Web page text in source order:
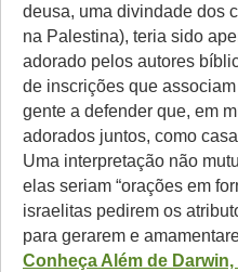
deusa, uma divindade dos
na Palestina), teria sido
adorado pelos autores
de inscrições que
gente a defender que, em
adorados juntos, como
Uma interpretação não
elas seriam “orações em
israelitas pedirem os
para gerarem e
Conheça Além de